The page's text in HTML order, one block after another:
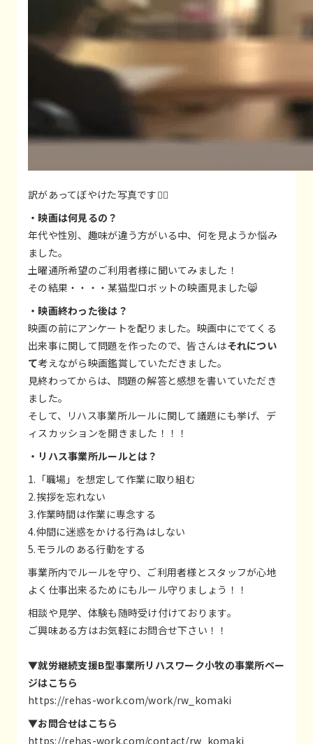
訳があってぼやけた写真です🙇‍♀️
・映画は何見るの？
年代や性別、趣味が違う方がいる中、何を見ようか悩み
ました。
土曜通所希望のご利用者様に聞いてみました！
その結果・・・・某猫型ロボットの映画見ました😸
・映画終わった後は？
映画の前にアンケートを配りました。映画中にでてくる
出来事に関して問題を作ったので、皆さんはそれについ
て考えながら映画鑑賞していただきました。
見終わってからは、問題の解答と感想を書いていただき
ました。
そして、リハス事業所ルールに関して議題にも挙げ、デ
ィスカッションを開きました！！！
・リハス事業所ルールとは？
1.「職場」を想定して作業に取り組む
2.挨拶を忘れない
3.作業時間は作業に専念する
4.仲間に迷惑をかける行為はしない
5.モラルのある行動をする
事業所内でルールを守り、ご利用者様とスタッフが心地
よく仕事出来るためにもルール守りましょう！！
相談や見学、体験も随時受け付けております。
ご興味ある方はお気軽にお問合せ下さい！！
▼就労継続支援B型事業所リハスワーク小牧の事業所ペー
ジはこちら
https://rehas-work.com/work/rw_komaki
▼お問合せはこちら
https://rehas-work.com/contact/rw_komaki